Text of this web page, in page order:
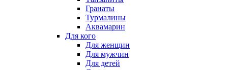
Гранаты
Турмалины
Аквамарин
Для кого
Для женщин
Для мужчин
Для детей